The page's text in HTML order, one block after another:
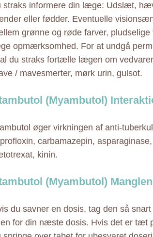
straks informere din læge: Udslæt,
eller fødder. Eventuelle
grønne og røde farver,
opmærksomhed. For at undgå
du straks fortælle lægen om
/ mavesmerter, mørk urin, gulsot.
(Myambutol)
øger virkningen af anti-
carbamazepin,
kinin.
(Myambutol)
du savner en dosis, tag den så
for din næste dosis. Hvis det er tæt